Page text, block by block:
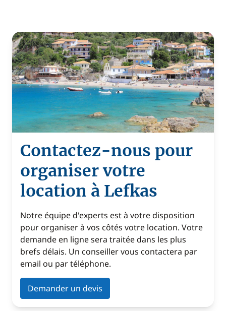
Contactez-nous pour
organiser votre
location à Lefkas
Notre équipe d'experts est à votre disposition
pour organiser à vos côtés votre location. Votre
demande en ligne sera traitée dans les plus
brefs délais. Un conseiller vous contactera par
email ou par téléphone.
Demander un devis